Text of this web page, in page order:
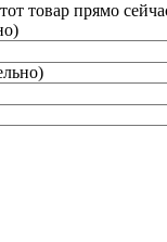
товар прямо